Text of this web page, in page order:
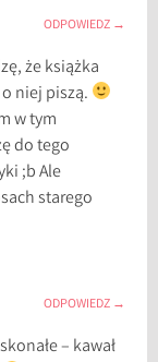
ODPOWIEDZ
że książka
niej piszą.
w tym
do tego
;b Ale
starego
ODPOWIEDZ
– kawał